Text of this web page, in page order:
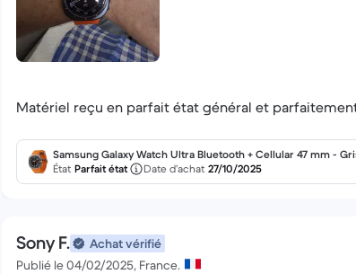
Matériel reçu en parfait état général et
Samsung Galaxy Watch Ultra Bluetooth + Cellular 47 mm -
État Parfait état Date d’achat 27/10/2025
Sony F.
Achat vérifié
Publié le 04/02/2025, France.